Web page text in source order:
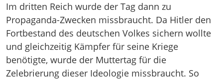
Im dritten Reich wurde der Tag dann zu
Propaganda-Zwecken missbraucht. Da Hitler den
Fortbestand des deutschen Volkes sichern wollte
und gleichzeitig Kämpfer für seine Kriege
benötigte, wurde der Muttertag für die
Zelebrierung dieser Ideologie missbraucht. So